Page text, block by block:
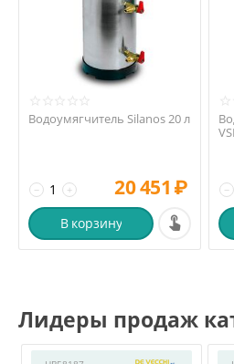
Водоумягчитель Silanos 20 л
+
− 20 451 ₽
В корзину
−
Лидеры продаж